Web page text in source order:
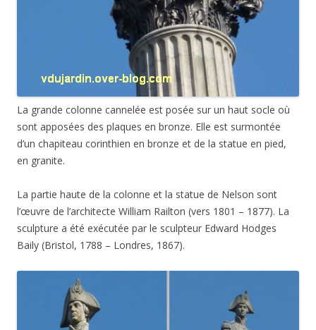
La grande colonne cannelée est posée sur un haut socle où
sont apposées des plaques en bronze. Elle est surmontée
d’un chapiteau corinthien en bronze et de la statue en pied,
en granite.
La partie haute de la colonne et la statue de Nelson sont
l’œuvre de l’architecte William Railton (vers 1801 – 1877). La
sculpture a été exécutée par le sculpteur Edward Hodges
Baily (Bristol, 1788 – Londres, 1867).